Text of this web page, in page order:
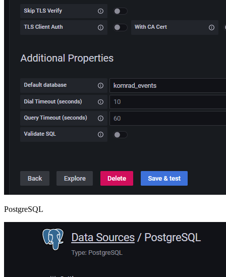
PostgreSQL